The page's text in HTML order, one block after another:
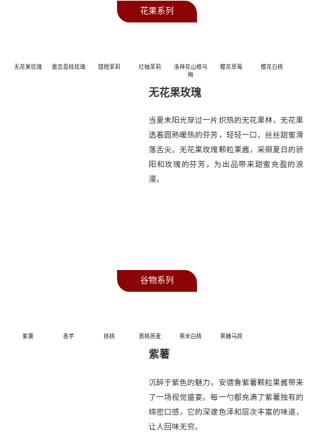
花果系列
无花果玫瑰 蜜恋荔枝玫瑰 甜橙茉莉 红柚茉莉
洛神花山楂乌
梅
樱花草莓 樱花白桃
无花果玫瑰
当夏末阳光穿过一片炽热的无花果林，无花果
透着圆熟暖热的芬芳，轻轻一口，丝丝甜蜜滑
落舌尖。无花果玫瑰颗粒果酱，采撷夏日的骄
阳和玫瑰的芬芳，为出品带来甜蜜充盈的浪
漫。
谷物系列
紫薯 香芋 核桃 黄桃燕麦 黑米白桃 黑糖马蹄
紫薯
沉醉于紫色的魅力，安德鲁紫薯颗粒果酱带来
了一场视觉盛宴。每一勺都充满了紫薯独有的
绵密口感，它的深邃色泽和层次丰富的味道，
让人回味无穷。